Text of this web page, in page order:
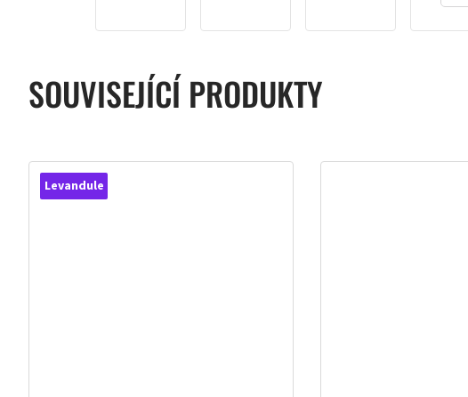
SOUVISEJÍCÍ PRODUKTY
Levandule